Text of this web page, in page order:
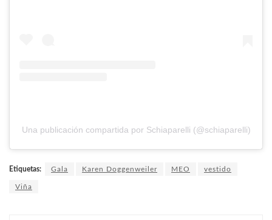
Una publicación compartida por Schiaparelli (@schiaparelli)
Etiquetas: Gala Karen Doggenweiler MEO vestido
Viña